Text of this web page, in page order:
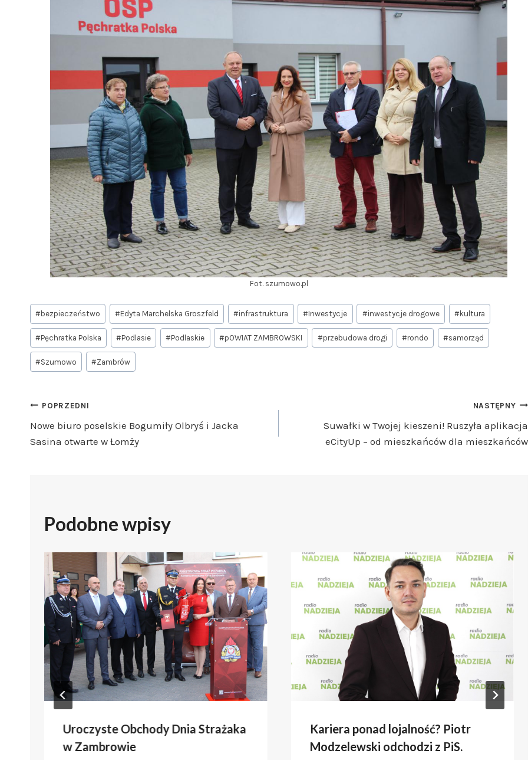
Fot. szumowo.pl
Tagi
wpisu:
#bezpieczeństwo #Edyta Marchelska Groszfeld #infrastruktura #Inwestycje #inwestycje drogowe # kultura
#Pęchratka Polska #Podlasie #Podlaskie #pOWIAT ZAMBROWSKI #przebudowa drogi #rondo #samorząd
#Szumowo #Zambrów
Nawigacja
wpisu
POPRZEDNI
Nowe biuro poselskie Bogumiły Olbryś i Jacka
Sasina otwarte w Łomży
NASTĘPNY
Suwałki w Twojej kieszeni! Ruszyła aplikacja
eCityUp – od mieszkańców dla mieszkańców
Podobne wpisy
Uroczyste Obchody Dnia Strażaka
w Zambrowie
Kariera ponad lojalność? Piotr
Modzelewski odchodzi z PiS.